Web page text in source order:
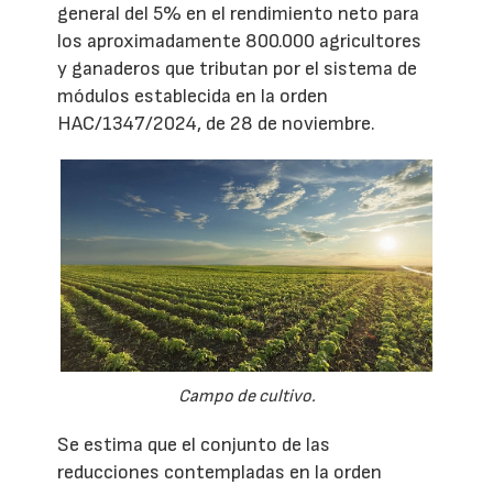
general del 5% en el rendimiento neto para
los aproximadamente 800.000 agricultores
y ganaderos que tributan por el sistema de
módulos establecida en la orden
HAC/1347/2024, de 28 de noviembre.
Campo de cultivo.
Se estima que el conjunto de las
reducciones contempladas en la orden